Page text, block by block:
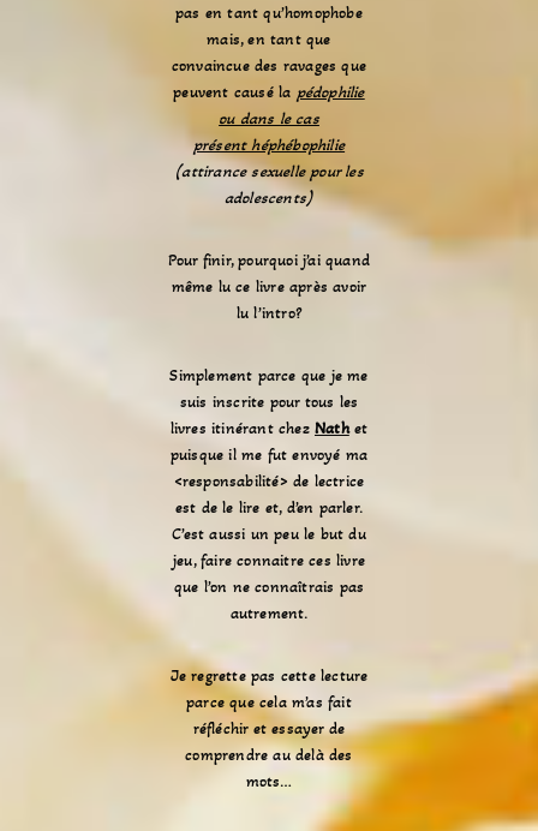
pas en tant qu’homophobe
mais, en tant que
convaincue des ravages que
peuvent causé la pédophilie
ou dans le cas
présent héphébophilie
(attirance sexuelle pour les
adolescents)
Pour finir, pourquoi j’ai quand
même lu ce livre après avoir
lu l’intro?
Simplement parce que je me
suis inscrite pour tous les
livres itinérant chez Nathet
puisque il me fut envoyé ma
<responsabilité> de lectrice
est de le lire et, d’en parler.
C’est aussi un peu le but du
jeu, faire connaitre ces livre
que l’on ne connaîtrais pas
autrement.
Je regrette pas cette lecture
parce que cela m’as fait
réfléchir et essayer de
comprendre au delà des
mots…